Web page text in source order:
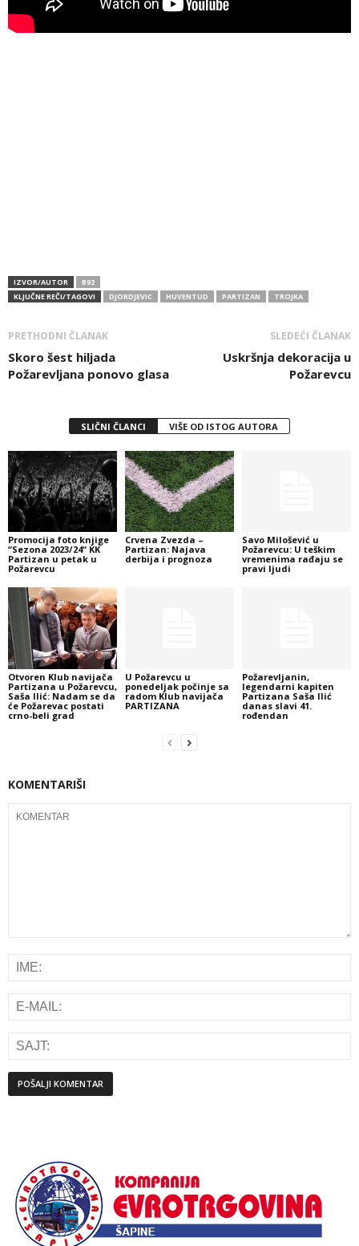
IZVOR/AUTOR
B92
KLJUČNE REČI/TAGOVI
DJORDJEVIC HUVENTUD PARTIZAN TROJKA
PRETHODNI ČLANAK
Skoro šest hiljada
Požarevljana ponovo glasa
SLEDEĆI ČLANAK
Uskršnja dekoracija u
Požarevcu
SLIČNI ČLANCI VIŠE OD ISTOG AUTORA
Promocija foto knjige
“Sezona 2023/24“ KK
Partizan u petak u
Požarevcu
Crvena Zvezda –
Partizan: Najava
derbija i prognoza
Savo Milošević u
Požarevcu: U teškim
vremenima rađaju se
pravi ljudi
Otvoren Klub navijača
Partizana u Požarevcu,
Saša Ilić: Nadam se da
će Požarevac postati
crno-beli grad
U Požarevcu u
ponedeljak počinje sa
radom Klub navijača
PARTIZANA
Požarevljanin,
legendarni kapiten
Partizana Saša Ilić
danas slavi 41.
rođendan
KOMENTARIŠI